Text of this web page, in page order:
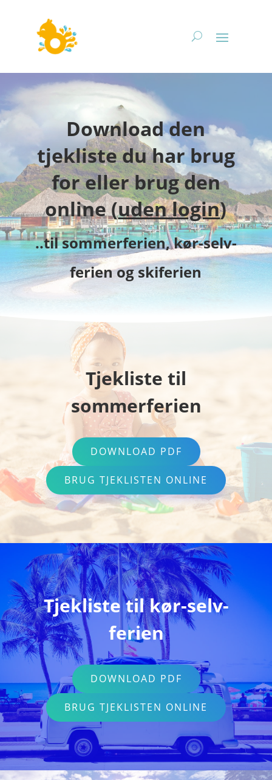
Download den
tjekliste du har brug
for eller brug den
online (uden login)
..til sommerferien, kør-selv-
ferien og skiferien
Tjekliste til
sommerferien
DOWNLOAD PDF
BRUG TJEKLISTEN ONLINE
Tjekliste til kør-selv-
ferien
DOWNLOAD PDF
BRUG TJEKLISTEN ONLINE